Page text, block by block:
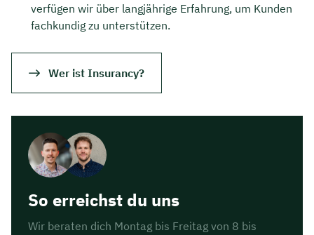
verfügen wir über langjährige Erfahrung, um Kunden
fachkundig zu unterstützen.
Wer ist Insurancy?
So erreichst du uns
Wir beraten dich Montag bis Freitag von 8 bis